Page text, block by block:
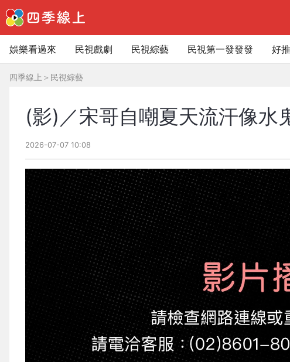
娛樂看過來 民視戲劇 民視綜藝 民視第一發發發 好
四季線上 ＞ 民視綜藝
(影)／宋哥自嘲夏天流汗像水
2026-07-07 10:08